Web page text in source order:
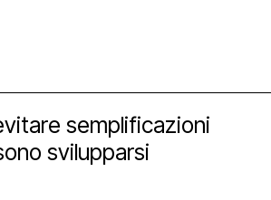
semplificazioni
svilupparsi